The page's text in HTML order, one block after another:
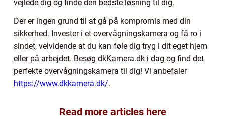
vejlede dig og finde den bedste løsning til dig.
Der er ingen grund til at gå på kompromis med din
sikkerhed. Invester i et overvågningskamera og få ro i
sindet, velvidende at du kan føle dig tryg i dit eget hjem
eller på arbejdet. Besøg dkKamera.dk i dag og find det
perfekte overvågningskamera til dig! Vi anbefaler
https://www.dkkamera.dk/.
Read more articles here